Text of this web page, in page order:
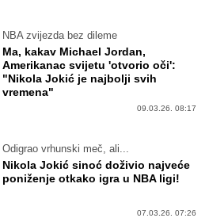
NBA zvijezda bez dileme
Ma, kakav Michael Jordan,
Amerikanac svijetu 'otvorio oči':
"Nikola Jokić je najbolji svih
vremena"
09.03.26. 08:17
Odigrao vrhunski meč, ali...
Nikola Jokić sinoć doživio najveće
poniženje otkako igra u NBA ligi!
07.03.26. 07:26